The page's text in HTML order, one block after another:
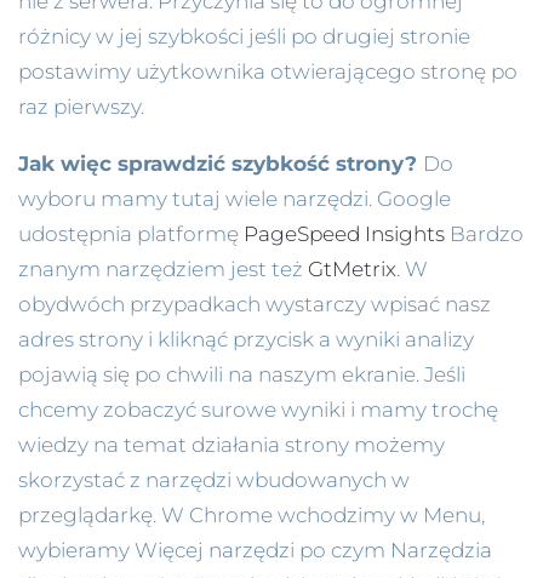
różnicy w jej szybkości jeśli po drugiej stronie
postawimy użytkownika otwierającego stronę po
raz pierwszy.
Jak więc sprawdzić szybkość strony? Do
wyboru mamy tutaj wiele narzędzi. Google
udostępnia platformę PageSpeed InsightsBardzo
znanym narzędziem jest też GtMetrix. W
obydwóch przypadkach wystarczy wpisać nasz
adres strony i kliknąć przycisk a wyniki analizy
pojawią się po chwili na naszym ekranie. Jeśli
chcemy zobaczyć surowe wyniki i mamy trochę
wiedzy na temat działania strony możemy
skorzystać z narzędzi wbudowanych w
przeglądarkę. W Chrome wchodzimy w Menu,
wybieramy Więcej narzędzi po czym Narzędzia